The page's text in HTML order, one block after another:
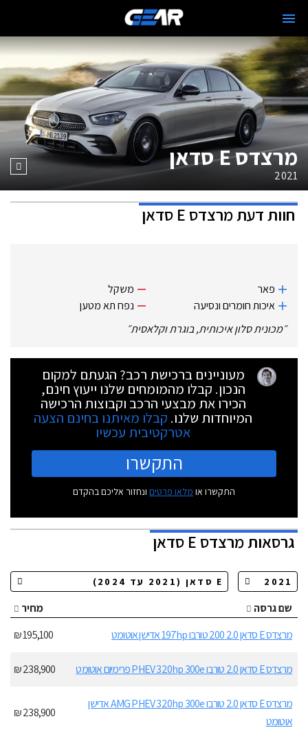
מרצדס E סדאן
2021
חוות דעתמרצדס E סדאן
פאר
איכות חומרים ונסיעה
משקל
נפח תא מטען
״מכונית סלון איכותית, בוגרת וקלאסית״
מעוניינים ברכישת רכב? הגעתם למקום
הנכון. קבלו מהמומחים שלנו ייעוץ חינם,
הכירו את מבצעי הרכב וקבוצות הרכישה
המיוחדות שלנו. קבלו מאיתנו בחינם הצעה
אטרקטיבית עכשיו
התקשרו
התקשרו או מלאו פרטים ונחזור אליכם בהקדם
גרסאותמרצדס E סדאן
שם גרסה
מחיר
מרצדס E סדאן 2.0 200 טורבו 197hp אדישן אוטומט
195,100 ₪
מרצדס E סדאן 2.0 טורבו PHEV 320hp 300e פרימיום אוטומט 238,900 ₪
מרצדס E סדאן 2.0 טורבו AMG PHEV 320hp 300e אדישן
אוטומט
238,900 ₪